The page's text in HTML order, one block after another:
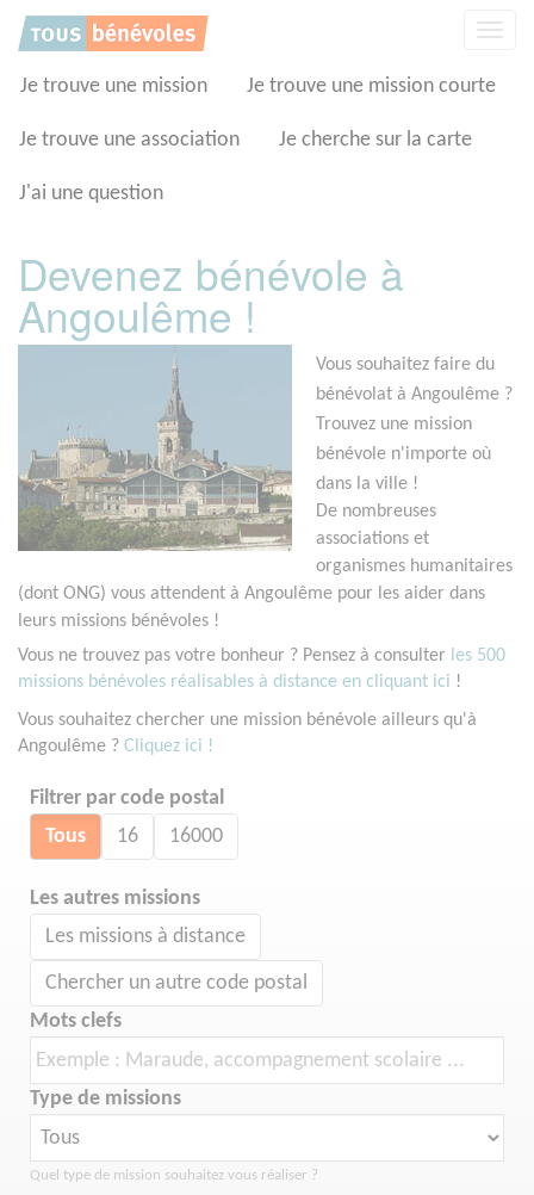
Je trouve une mission Je trouve une mission courte
Je trouve une association Je cherche sur la carte
J'ai une question
Devenez bénévole à
Angoulême !
Vous souhaitez faire du
bénévolat à Angoulême ?
Trouvez une mission
bénévole n'importe où
dans la ville !
De nombreuses
associations et
organismes humanitaires
(dont ONG) vous attendent à Angoulême pour les aider dans
leurs missions bénévoles !
Vous ne trouvez pas votre bonheur ? Pensez à consulter les 500
missions bénévoles réalisables à distance en cliquant ici !
Vous souhaitez chercher une mission bénévole ailleurs qu'à
Angoulême ? Cliquez ici !
Filtrer par code postal
Tous 16 16000
Les autres missions
Les missions à distance
Chercher un autre code postal
Mots clefs
Type de missions
Quel type de mission souhaitez vous réaliser ?
Panneau de gestion des cookies